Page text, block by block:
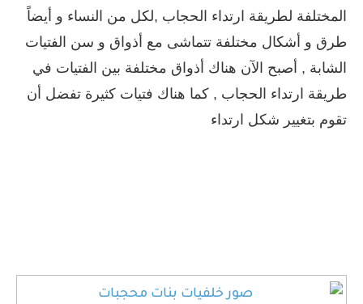
المختلفة لطريقة ارتداء الحجاب ,لكل من النساء و أيضاً
طرق و أشكال مختلفة تتماشى مع أذواق و سن الفتيات
الشابة , أصبح الآن هناك أذواق مختلفة بين الفتيات في
طريقة ارتداء الحجاب , كما هناك فتيات كثيرة تفضل أن
تقوم بتغيير شكل ارتداء